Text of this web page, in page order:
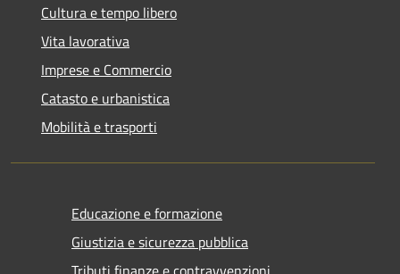
Cultura e tempo libero
Vita lavorativa
Imprese e Commercio
Catasto e urbanistica
Mobilità e trasporti
Educazione e formazione
Giustizia e sicurezza pubblica